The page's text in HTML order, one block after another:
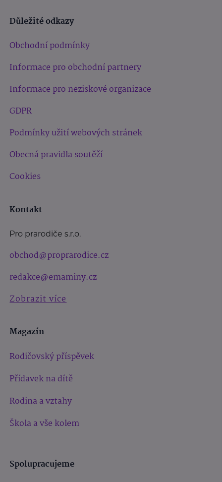
Důležité odkazy
Obchodní podmínky
Informace pro obchodní partnery
Informace pro neziskové organizace
GDPR
Podmínky užití webových stránek
Obecná pravidla soutěží
Cookies
Kontakt
Pro prarodiče s.r.o.
obchod@proprarodice.cz
redakce@emaminy.cz
Zobrazit více
Magazín
Rodičovský příspěvek
Přídavek na dítě
Rodina a vztahy
Škola a vše kolem
Spolupracujeme